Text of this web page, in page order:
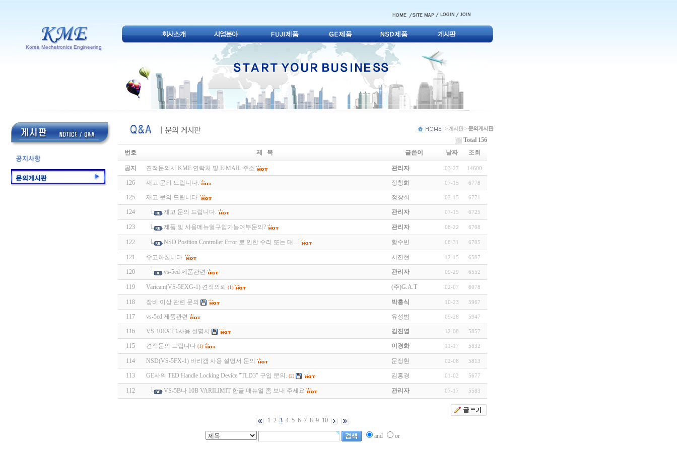
> 게시판 >문의게시판
Total 156
번호
제 목 글쓴이 날짜 조회
공지 견적문의시 KME 연락처 및 E-MAIL 주소 관리자 03-27 14600
126 재고 문의 드립니다. 정창희 07-15 6778
125 재고 문의 드립니다. 정창희 07-15 6771
124 재고 문의 드립니다. 관리자 07-15 6725
123 제품 및 사용메뉴얼구입가능여부문의? 관리자 08-22 6708
122 NSD Position Controller Error 로 인한 수리 또는 대… 황수빈 08-31 6705
121 수고하십니다. 서진현 12-15 6587
120 vs-5ed 제품관련 관리자 09-29 6552
119 Varicam(VS-5EXG-1) 견적의뢰 (1) (주)G.A.T 02-07 6078
118 장비 이상 관련 문의 박홍식 10-23 5967
117 vs-5ed 제품관련 유성범 09-28 5947
116 VS-10EXT-1사용 설명서 김진열 12-08 5857
115 견적문의 드립니다 (1) 이경화 11-17 5832
114 NSD(VS-5FX-1) 바리캠 사용 설명서 문의 문정현 02-08 5813
113 GE사의 TED Handle Locking Device "TLD3" 구입 문의. (2) 김홍경 01-02 5677
112 VS-5B나 10B VARILIMIT 한글 매뉴얼 좀 보내 주세요 관리자 07-17 5583
1 2 3 4 5 6 7 8 9 10
and or